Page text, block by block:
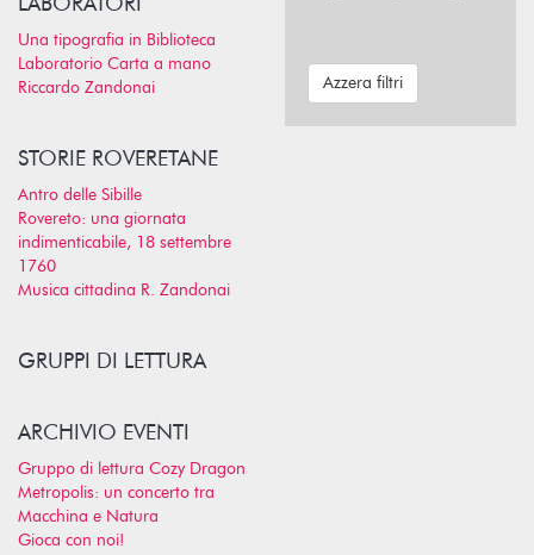
LABORATORI
Una tipografia in Biblioteca
Laboratorio Carta a mano
Riccardo Zandonai
STORIE ROVERETANE
Antro delle Sibille
Rovereto: una giornata
indimenticabile, 18 settembre
1760
Musica cittadina R. Zandonai
GRUPPI DI LETTURA
ARCHIVIO EVENTI
Gruppo di lettura Cozy Dragon
Metropolis: un concerto tra
Macchina e Natura
Gioca con noi!
Azzera filtri